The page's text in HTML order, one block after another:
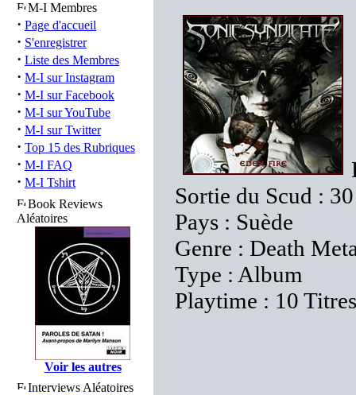
M-I Membres
· Page d'accueil
· S'enregistrer
· Liste des Membres
· M-I sur Instagram
· M-I sur Facebook
· M-I sur YouTube
· M-I sur Twitter
· Top 15 des Rubriques
· M-I FAQ
· M-I Tshirt
Book Reviews
Aléatoires
Voir les autres
Interviews Aléatoires
Sortie du Scud :
Pays : Suède
Genre : Death
Type : Album
Playtime : 10